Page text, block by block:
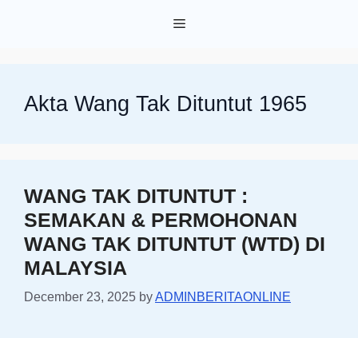
Menu
Akta Wang Tak Dituntut 1965
WANG TAK DITUNTUT :
SEMAKAN & PERMOHONAN
WANG TAK DITUNTUT (WTD) DI
MALAYSIA
December 23, 2025 byADMINBERITAONLINE